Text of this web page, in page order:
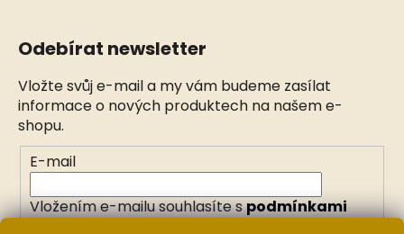
Odebírat newsletter
Vložte svůj e-mail a my vám budeme zasílat
informace o nových produktech na našem e-
shopu.
E-mail
Vložením e-mailu souhlasíte spodmínkami